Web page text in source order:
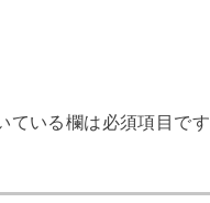
ている欄は必須項目です